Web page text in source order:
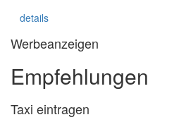
details
Werbeanzeigen
Empfehlungen
Taxi eintragen